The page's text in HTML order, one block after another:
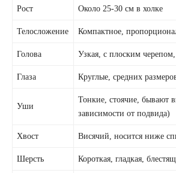
Рост Около 25-30 см в холке
Телосложение Компактное,
Голова Узкая, с плоским
Глаза Круглые, средних
Уши
Тонкие, стоячие, бывают
зависимости от подвида)
Хвост Висячий, носится ниже
Шерсть Короткая, гладкая,